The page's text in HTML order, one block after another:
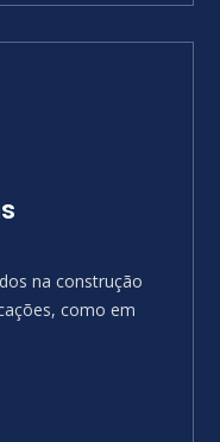
na construção
como em